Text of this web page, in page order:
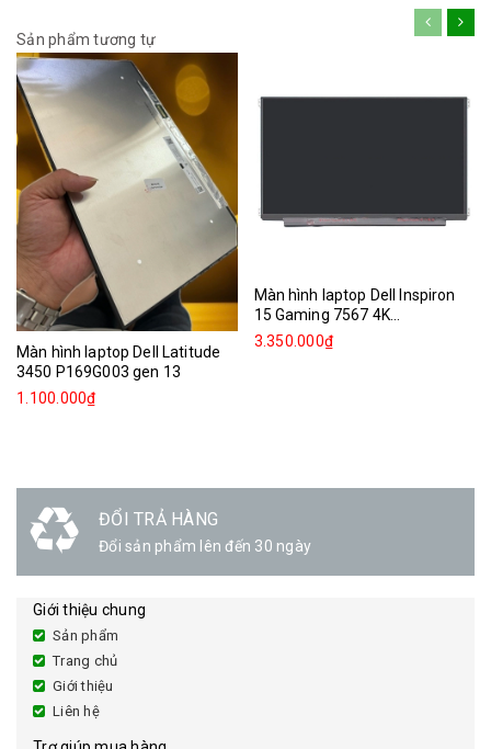
Sản phẩm tương tự
Màn hình laptop Dell Latitude
3450 P169G003 gen 13
1.100.000₫
Màn hình laptop Dell Inspiron
15 Gaming 7567 4K...
3.350.000₫
ĐỔI TRẢ HÀNG
Đổi sản phẩm lên đến 30 ngày
Giới thiệu chung
Sản phẩm
Trang chủ
Giới thiệu
Liên hệ